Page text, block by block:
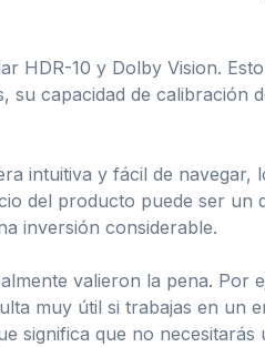
HDR-10 y Dolby Vision.
su capacidad de calibración
intuitiva y fácil de navegar,
del producto puede ser un
inversión considerable.
valieron la pena. Por
muy útil si trabajas en un
significa que no